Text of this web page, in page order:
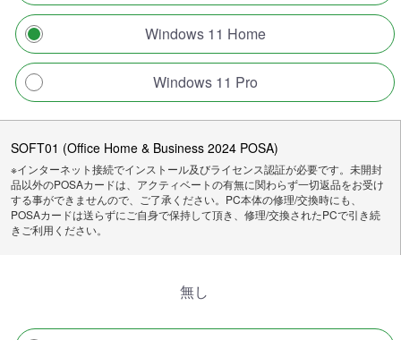
Windows 11 Home
Windows 11 Pro
SOFT01 (Office Home & Business 2024 POSA)
※インターネット接続でインストール及びライセンス認証が必要です。未開封
品以外のPOSAカードは、アクティベートの有無に関わらず一切返品をお受け
する事ができませんので、ご了承ください。PC本体の修理/交換時にも、
POSAカードは送らずにご自身で保持して頂き、修理/交換されたPCで引き続
きご利用ください。
無し